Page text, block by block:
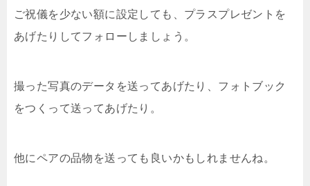
ご祝儀を少ない額に設定しても、プラスプレゼントを
あげたりしてフォローしましょう。
撮った写真のデータを送ってあげたり、フォトブック
をつくって送ってあげたり。
他にペアの品物を送っても良いかもしれませんね。